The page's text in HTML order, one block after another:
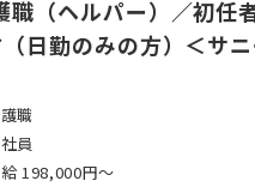
職（ヘルパー）／初任
日勤のみの方）＜サ
職
員
198,000円〜